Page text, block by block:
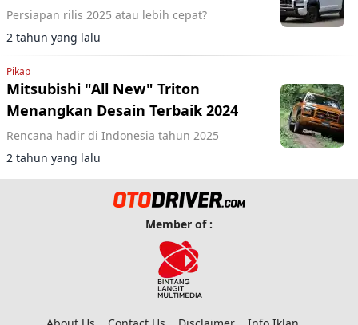
Persiapan rilis 2025 atau lebih cepat?
2 tahun yang lalu
Pikap
Mitsubishi "All New" Triton
Menangkan Desain Terbaik 2024
Rencana hadir di Indonesia tahun 2025
2 tahun yang lalu
Member of :